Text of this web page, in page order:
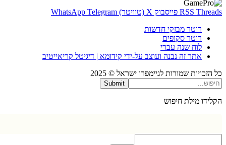
RSS פייסבוק X (טוויטר) WhatsApp Telegram
רוטר מבזקי חדשות
רוטר סקופים
לוח שנה עברי
אתר זה נבנה ועוצב על-ידי קידומא | דיגיטל קריאייטיב
שמורות לגיימפרו ישראל © 2025
Submit
מילת חיפוש